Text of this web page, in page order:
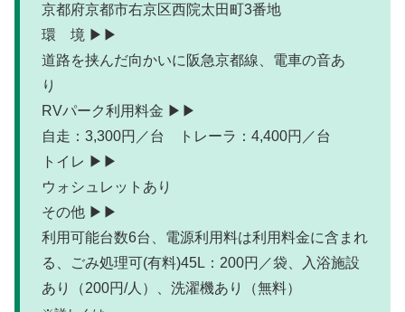
京都府京都市右京区西院太田町3番地
環 境 ▶▶
道路を挟んだ向かいに阪急京都線、電車の音あ
り
RVパーク利用料金 ▶▶
自走：3,300円／台 トレーラ：4,400円／台
トイレ ▶▶
ウォシュレットあり
その他 ▶▶
利用可能台数6台、電源利用料は利用料金に含まれ
る、ごみ処理可(有料)45L：200円／袋、入浴施設
あり（200円/人）、洗濯機あり（無料）